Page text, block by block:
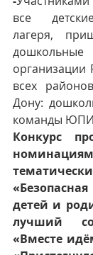
все
лагеря,
организации
всех
Дону:
команды
Конкурс
детей и
лучший
«Вместе